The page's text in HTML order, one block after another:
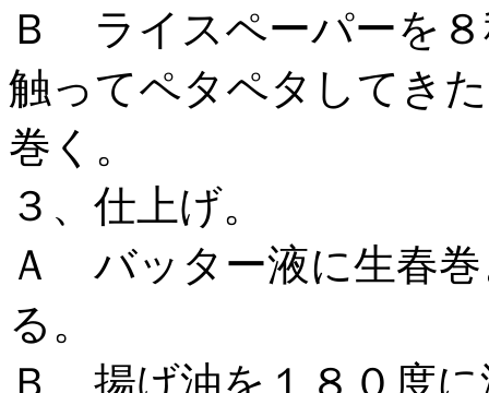
Ｂ ライスペーパーを
触ってペタペタしてき
巻く。
３、仕上げ。
Ａ バッター液に生春
る。
Ｂ 揚げ油を１８０度